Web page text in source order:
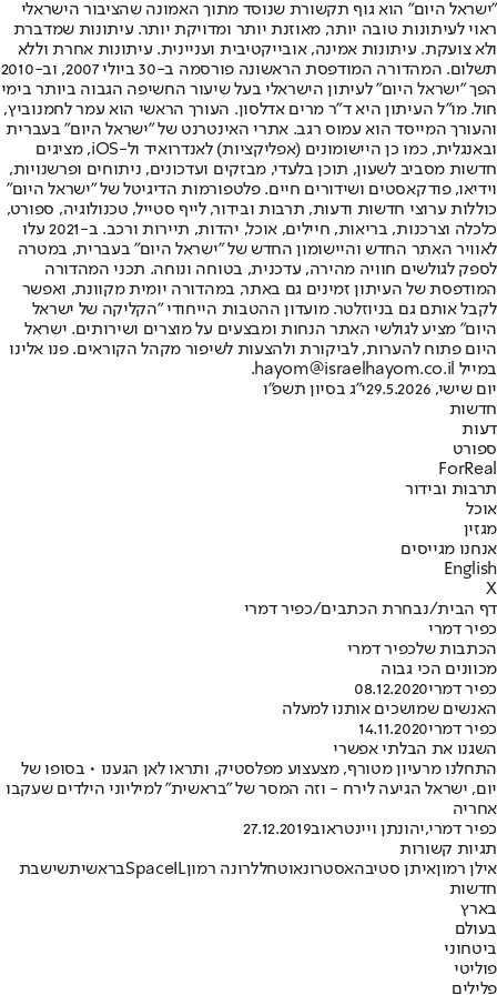
"ישראל היום" הוא גוף תקשורת שנוסד מתוך האמונה שהציבור הישראלי
ראוי לעיתונות טובה יותר, מאוזנת יותר ומדויקת יותר. עיתונות שמדברת
ולא צועקת. עיתונות אמינה, אובייקטיבית ועניינית. עיתונות אחרת וללא
תשלום. המהדורה המודפסת הראשונה פורסמה ב-30 ביולי 2007, וב-2010
הפך "ישראל היום" לעיתון הישראלי בעל שיעור החשיפה הגבוה ביותר בימי
חול. מו"ל העיתון היא ד"ר מרים אדלסון. העורך הראשי הוא עמר לחמנוביץ,
והעורך המייסד הוא עמוס רגב. אתרי האינטרנט של "ישראל היום" בעברית
ובאנגלית, כמו כן היישומונים (אפליקציות) לאנדרואיד ול-iOS, מציגים
חדשות מסביב לשעון, תוכן בלעדי, מבזקים ועדכונים, ניתוחים ופרשנויות,
וידיאו, פודקאסטים ושידורים חיים. פלטפורמות הדיגיטל של "ישראל היום"
כוללות ערוצי חדשות ודעות, תרבות ובידור, לייף סטייל, טכנולוגיה, ספורט,
כלכלה וצרכנות, בריאות, חיילים, אוכל, יהדות, תיירות ורכב. ב-2021 עלו
לאוויר האתר החדש והיישומון החדש של "ישראל היום" בעברית, במטרה
לספק לגולשים חוויה מהירה, עדכנית, בטוחה ונוחה. תכני המהדורה
המודפסת של העיתון זמינים גם באתר, במהדורה יומית מקוונת, ואפשר
לקבל אותם גם בניוזלטר. מועדון ההטבות הייחודי "הקליקה של ישראל
היום" מציע לגולשי האתר הנחות ומבצעים על מוצרים ושירותים. ישראל
היום פתוח להערות, לביקורת ולהצעות לשיפור מקהל הקוראים. פנו אלינו
במייל hayom@israelhayom.co.il.
יום שישי, 29.5.2026
י"ג בסיון תשפ"ו
חדשות
דעות
ספורט
ForReal
תרבות ובידור
אוכל
מגזין
אנחנו מגייסים
English
X
דף הבית/נבחרת הכתבים/כפיר דמרי
כפיר דמרי
הכתבות שלכפיר דמרי
מכוונים הכי גבוה
כפיר דמרי08.12.2020
האנשים שמושכים אותנו למעלה
כפיר דמרי14.11.2020
השגנו את הבלתי אפשרי
התחלנו מרעיון מטורף, מצעצוע מפלסטיק, ותראו לאן הגענו • בסופו של
יום, ישראל הגיעה לירח - וזה המסר של "בראשית" למיליוני הילדים שעקבו
אחריה
כפיר דמרי,יהונתן ויינטראוב27.12.2019
תגיות קשורות
אילן רמוןאיתן סטיבהאסטרונאוטחללרונה רמוןSpaceILבראשיתשישבת
חדשות
בארץ
בעולם
ביטחוני
פוליטי
פלילים